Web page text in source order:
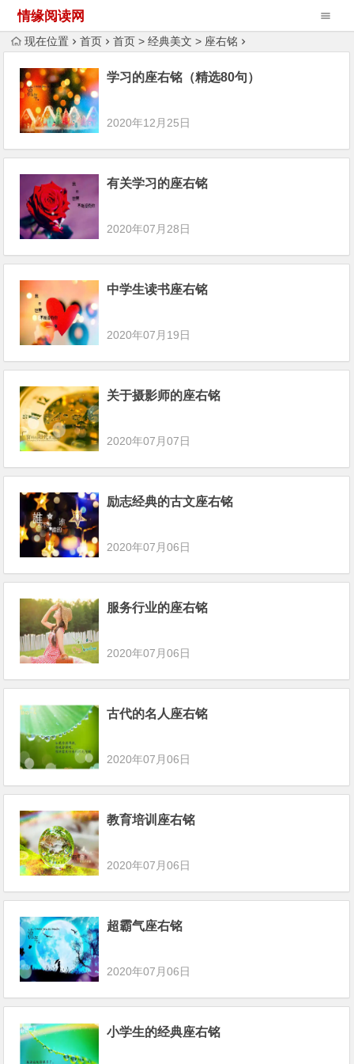
情缘阅读网
现在位置 首页 首页 >经典美文 > 座右铭
学习的座右铭（精选80句）
2020年12月25日
有关学习的座右铭
2020年07月28日
中学生读书座右铭
2020年07月19日
关于摄影师的座右铭
2020年07月07日
励志经典的古文座右铭
2020年07月06日
服务行业的座右铭
2020年07月06日
古代的名人座右铭
2020年07月06日
教育培训座右铭
2020年07月06日
超霸气座右铭
2020年07月06日
小学生的经典座右铭